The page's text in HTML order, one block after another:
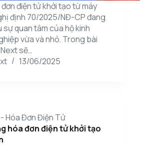
điện tử khởi tạo từ máy
định 70/2025/NĐ-CP đang
sự quan tâm của hộ kinh
vừa và nhỏ. Trong bài
sẽ…
13/06/2025
Hóa Đơn Điện Tử
hóa đơn điện tử khởi tạo